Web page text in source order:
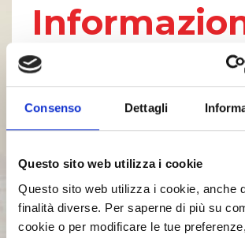
Consenso Dettagli
Questo sito web utilizza i cookie
Questo sito web utilizza i cookie, anche
finalità diverse. Per saperne di più su
cookie o per modificare le tue
Autostrade Meridionali S.p.A.
in data 29/04/2024 è stata iscritta
dell'assemblea straordinaria
il 08/04/2024 nel corso della
Con l'iscrizione della suddetta
prodotti pertanto gli effetti dello